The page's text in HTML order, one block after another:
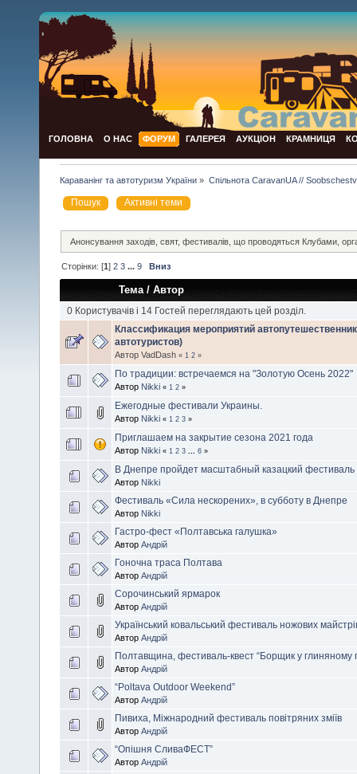
ГОЛОВНА О НАС ФОРУМ ГАЛЕРЕЯ АУКЦІОН КРАМНИЦЯ
Караванінг та автотуризм України » Спільнота CaravanUA //
Пошук Активні теми
Анонсування заходів, свят, фестивалів, що проводяться Клубами,
Сторінки: [1]2 3 ...9 Вниз
Тема/Автор
0 Користувачів і 14 Гостей переглядають цей розділ.
Классификация мероприятий
автотуристов)
Автор VadDash « 1 2 »
По традиции: встречаемся на "Золотую Осень 2022"
Автор Nikki « 1 2 »
Ежегодные фестивали Украины.
Автор Nikki « 1 2 3 »
Приглашаем на закрытие сезона 2021 года
Автор Nikki « 1 2 3 ... 6 »
В Днепре пройдет масштабный казацкий фестиваль
Автор Nikki
Фестиваль «Сила нескорених», в субботу в Днепре
Автор Nikki
Гастро-фест «Полтавська галушка»
Автор Андрій
Гоночна траса Полтава
Автор Андрій
Сорочинський ярмарок
Автор Андрій
Український ковальський фестиваль ножових
Автор Андрій
Полтавщина, фестиваль-квест “Борщик у глиняному
Автор Андрій
“Poltava Outdoor Weekend”
Автор Андрій
Пивиха, Міжнародний фестиваль повітряних зміїв
Автор Андрій
“Опішня СливаФЕСТ”
Автор Андрій